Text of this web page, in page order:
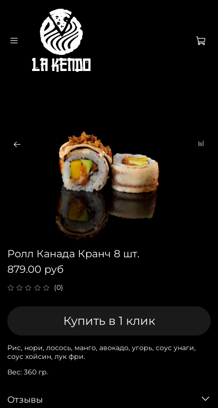
(0)
Ролл Канада Кранч 8 шт.
879.00 руб
Купить в 1 клик
Рис, нори, лосось, манго, авокадо, угорь, соус унаги,
соус хойсин, лук фри.
Вес: 360 гр.
Отзывы